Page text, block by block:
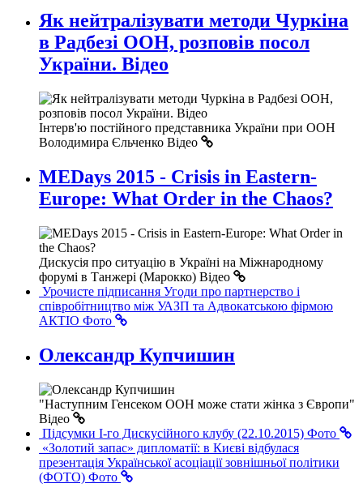
Як нейтралізувати методи Чуркіна
в Радбезі ООН, розповів посол
України. Відео
Інтерв'ю постійного представника України при ‪‎ООН‬
Володимира Єльченко Відео
MEDays 2015 - Crisis in Eastern-
Europe: What Order in the Chaos?
Дискусія про ситуацію в Україні на Міжнародному
форумі в Танжері (Марокко) Відео
Урочисте підписання Угоди про партнерство і
співробітництво між УАЗП та Адвокатською фірмою
АКТІО Фото
Олександр Купчишин
"Наступним Генсеком ООН може стати жінка з Європи"
Відео
Підсумки І-го Дискусійного клубу (22.10.2015) Фото
«Золотий запас» дипломатії: в Києві відбулася
презентація Української асоціації зовнішньої політики
(ФОТО) Фото